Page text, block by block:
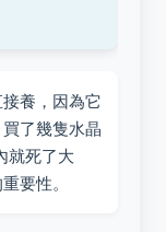
養，因為它
了幾隻水晶
就死了大
要性。